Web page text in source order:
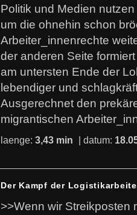
Politik und Medien
um die ohnehin schon
Arbeiter_innenrechte
der anderen Seite
am untersten Ende der
lebendiger und
Ausgerechnet den
migrantischen
laenge: 3,43 min | datum:
Der Kampf der
>>Wenn wir Streikposten